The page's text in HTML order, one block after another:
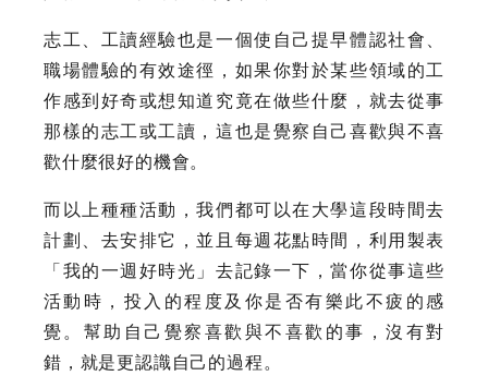
志工、工讀經驗也是一個使自己提早體認社會、
職場體驗的有效途徑，如果你對於某些領域的工
作感到好奇或想知道究竟在做些什麼，就去從事
那樣的志工或工讀，這也是覺察自己喜歡與不喜
歡什麼很好的機會。
而以上種種活動，我們都可以在大學這段時間去
計劃、去安排它，並且每週花點時間，利用製表
「我的一週好時光」去記錄一下，當你從事這些
活動時，投入的程度及你是否有樂此不疲的感
覺。幫助自己覺察喜歡與不喜歡的事，沒有對
錯，就是更認識自己的過程。